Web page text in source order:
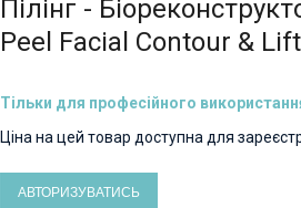
Пілінг -
Peel Facial Contour &
Тільки для професійного
Ціна на цей товар доступна для
АВТОРИЗУВАТИСЬ